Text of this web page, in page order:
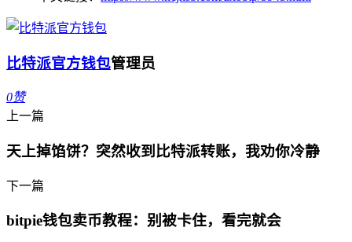
比特派官方钱包管理员
0赞
上一篇
天上掉馅饼？突然收到比特派转账，我劝你冷静
下一篇
bitpie钱包卖币教程：别被卡住，看完就会